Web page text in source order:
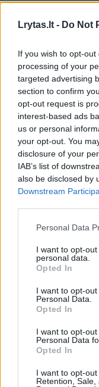
Lrytas.lt - Do Not
If you wish to opt-
processing of your
targeted advertising
section to confirm
opt-out request is
interest-based ads
us or personal
your opt-out. You
disclosure of your
IAB’s list of
also be disclosed by
Downstream
Personal Data
I want to opt-
personal data.
Opted In
I want to opt-
Personal Data.
Opted In
I want to opt-
Personal Data
Opted In
I want to opt-out
Retention,
Kuprines pasvėrę
Žinios | Lietuvos
32 laipsnių šilumos
Žinios | Orai
Nufilmavo, kaip
vaizdas pribloškia